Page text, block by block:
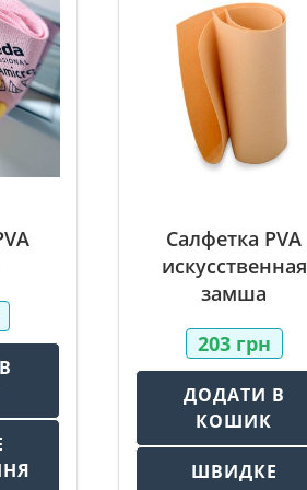
Салфетка PVA
искусственная
замша
203 грн
ДОДАТИ В
КОШИК
ШВИДКЕ